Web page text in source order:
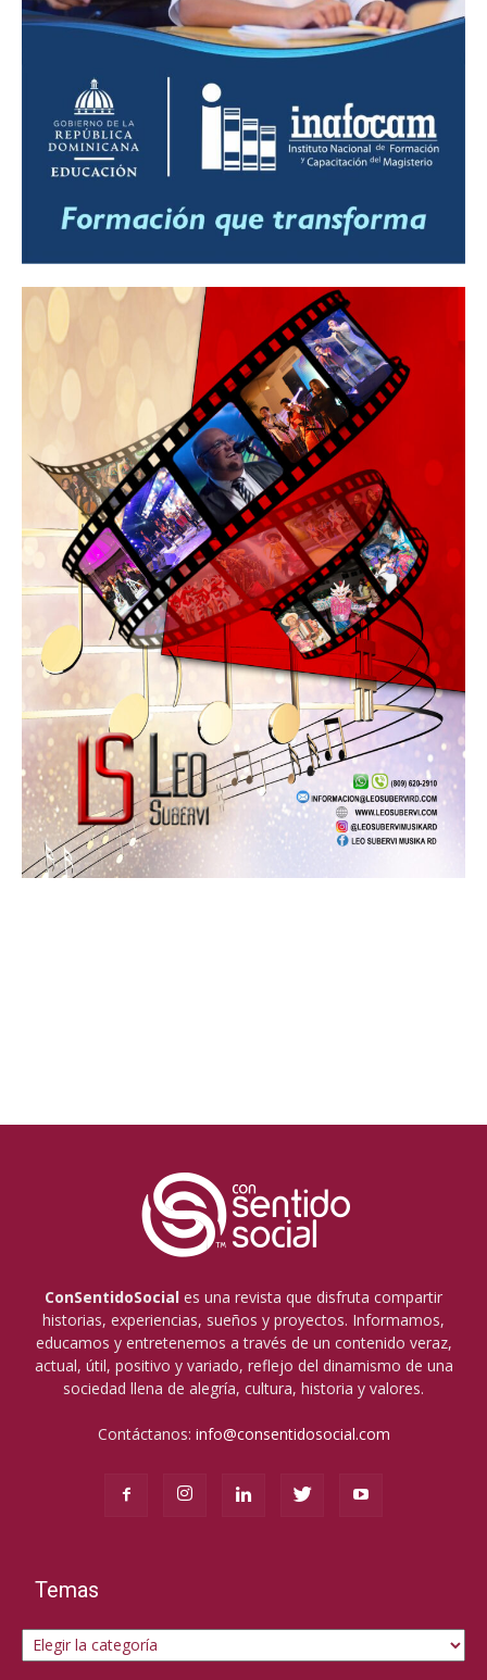
ConSentidoSocial es una revista que disfruta compartir
historias, experiencias, sueños y proyectos. Informamos,
educamos y entretenemos a través de un contenido veraz,
actual, útil, positivo y variado, reflejo del dinamismo de una
sociedad llena de alegría, cultura, historia y valores.
Contáctanos: info@consentidosocial.com
Temas
Temas